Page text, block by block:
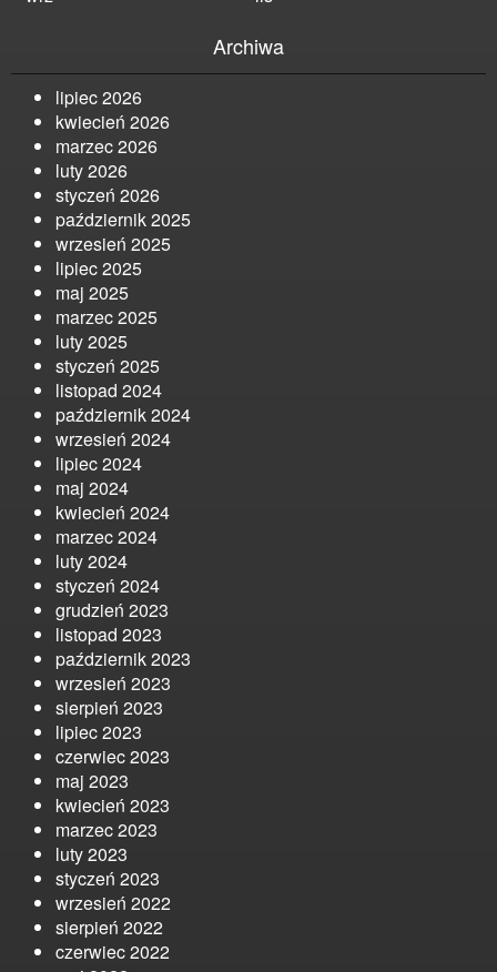
Archiwa
lipiec 2026
kwiecień 2026
marzec 2026
luty 2026
styczeń 2026
październik 2025
wrzesień 2025
lipiec 2025
maj 2025
marzec 2025
luty 2025
styczeń 2025
listopad 2024
październik 2024
wrzesień 2024
lipiec 2024
maj 2024
kwiecień 2024
marzec 2024
luty 2024
styczeń 2024
grudzień 2023
listopad 2023
październik 2023
wrzesień 2023
sierpień 2023
lipiec 2023
czerwiec 2023
maj 2023
kwiecień 2023
marzec 2023
luty 2023
styczeń 2023
wrzesień 2022
sierpień 2022
czerwiec 2022